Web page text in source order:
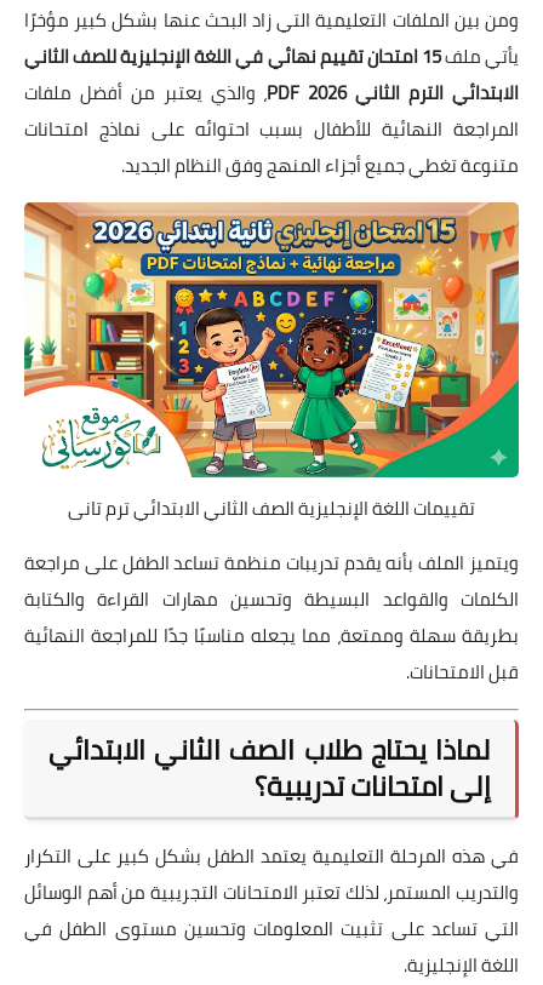
ومن بين الملفات التعليمية التي زاد البحث عنها بشكل كبير مؤخرًا
يأتي ملف
15 امتحان تقييم نهائي في اللغة الإنجليزية للصف الثاني
الابتدائي الترم الثاني 2026 PDF
، والذي يعتبر من أفضل ملفات
المراجعة النهائية للأطفال بسبب احتوائه على نماذج امتحانات
متنوعة تغطي جميع أجزاء المنهج وفق النظام الجديد.
تقييمات اللغة الإنجليزية الصف الثاني الابتدائي ترم تانى
ويتميز الملف بأنه يقدم تدريبات منظمة تساعد الطفل على مراجعة
الكلمات والقواعد البسيطة وتحسين مهارات القراءة والكتابة
بطريقة سهلة وممتعة، مما يجعله مناسبًا جدًا للمراجعة النهائية
قبل الامتحانات.
لماذا يحتاج طلاب الصف الثاني الابتدائي
إلى امتحانات تدريبية؟
في هذه المرحلة التعليمية يعتمد الطفل بشكل كبير على التكرار
والتدريب المستمر، لذلك تعتبر الامتحانات التجريبية من أهم الوسائل
التي تساعد على تثبيت المعلومات وتحسين مستوى الطفل في
اللغة الإنجليزية.